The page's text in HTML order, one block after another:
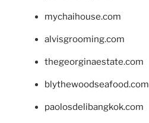
mychaihouse.com
alvisgrooming.com
thegeorginaestate.com
blythewoodseafood.com
paolosdelibangkok.com